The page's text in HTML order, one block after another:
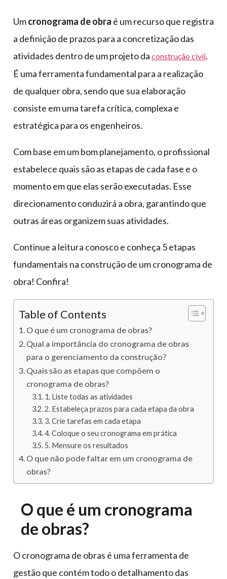
automotivo
calçados,
epi's
e
lonas
de
caminhoneiro
Umcronograma de obra é um recurso que registra
a definição de prazos para a concretização das
atividades dentro de um projeto da construção civil.
É uma ferramenta fundamental para a realização
de qualquer obra, sendo que sua elaboração
consiste em uma tarefa crítica, complexa e
estratégica para os engenheiros.
Com base em um bom planejamento, o profissional
estabelece quais são as etapas de cada fase e o
momento em que elas serão executadas. Esse
direcionamento conduzirá a obra, garantindo que
outras áreas organizem suas atividades.
Continue a leitura conosco e conheça 5 etapas
fundamentais na construção de um cronograma de
obra! Confira!
Table of Contents
O que é um cronograma de obras?
Qual a importância do cronograma de obras
para o gerenciamento da construção?
Quais são as etapas que compõem o
cronograma de obras?
1. Liste todas as atividades
2. Estabeleça prazos para cada etapa da obra
3. Crie tarefas em cada etapa
4. Coloque o seu cronograma em prática
5. Mensure os resultados
O que não pode faltar em um cronograma de
obras?
O que é um cronograma
de obras?
O cronograma de obras é uma ferramenta de
gestão que contém todo o detalhamento das